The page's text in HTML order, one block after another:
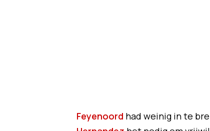
Feyenoord had weinig in te